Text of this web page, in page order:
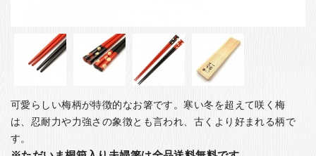
可愛らしい梅柄が特徴的なお箸です。寒い冬を超えて咲く梅
は、忍耐力や力強さの象徴とも言われ、古くより好まれる柄で
す。